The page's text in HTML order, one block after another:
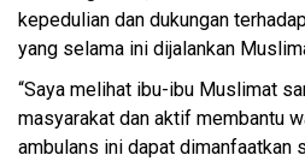
kepedulian dan dukungan
yang selama ini dijalankan
“Saya melihat ibu-ibu Muslimat
masyarakat dan aktif membantu
ambulans ini dapat dimanfaatkan